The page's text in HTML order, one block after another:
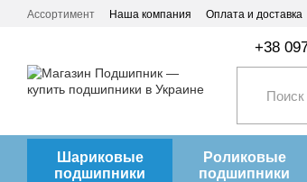
Перейти к основному контенту
Ассортимент Наша компания Оплата и доставка
+38
Шариковые
подшипники
Роликовые
подшипники